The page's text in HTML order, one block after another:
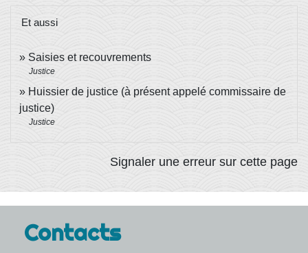
Et aussi
Saisies et recouvrements
Justice
Huissier de justice (à présent appelé commissaire de
justice)
Justice
Signaler une erreur sur cette page
Contacts